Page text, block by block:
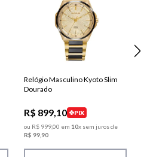
Relógio Masculino Kyoto Slim
Dourado
R$ 899,10
PIX
ou R$ 99900 em 10x sem juros de
R$ 99 90